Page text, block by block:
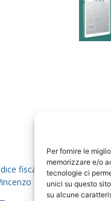
Per fornire le
memorizzare e/o
tecnologie ci
unici su questo
su alcune
fiscale 80069130583
D'Anna